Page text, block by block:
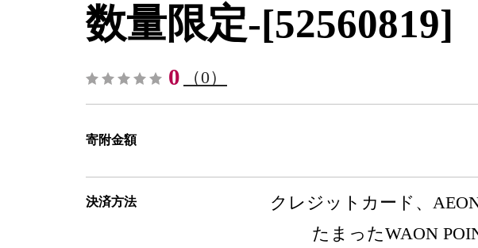
数量限定-[52560819]
0 （0）
寄附金額
決済方法
クレジットカード、
たまったWAON